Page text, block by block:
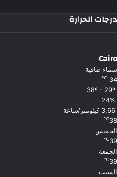
درجات الحرارة
Cairo
سماء صافية
34
℃
24%
3.66 كيلومتر/ساعة
38
℃
الخميس
39
℃
الجمعة
39
℃
السبت